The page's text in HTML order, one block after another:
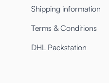
Shipping information
Terms & Conditions
DHL Packstation